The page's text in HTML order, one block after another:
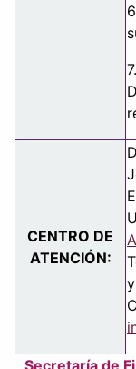
CENTRO DE
ATENCIÓN: